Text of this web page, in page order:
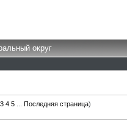
округ
3 4 5 Последняя страница)